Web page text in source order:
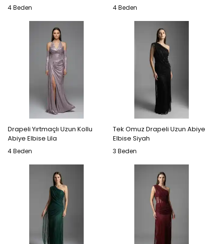
4 Beden 4 Beden
Drapeli Yırtmaçlı Uzun Kollu
Abiye Elbise Lila
4 Beden
Tek Omuz Drapeli Uzun Abiye
Elbise Siyah
3 Beden